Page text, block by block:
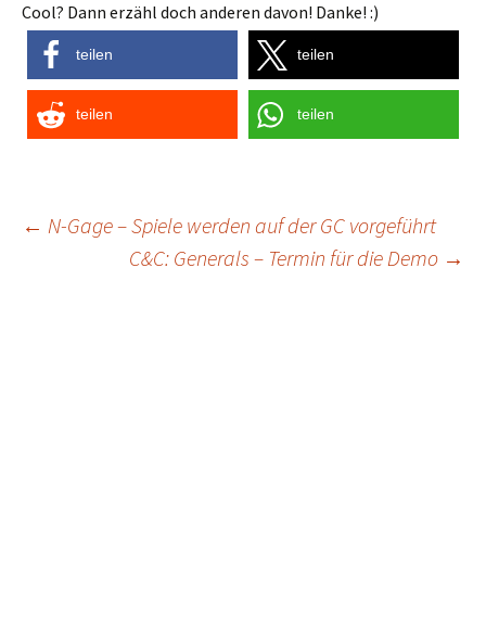
Cool? Dann erzähl doch anderen davon! Danke! :)
teilen teilen
teilen teilen
Post
← N-Gage – Spiele werden auf der GC vorgeführt
C&C: Generals – Termin für die Demo →